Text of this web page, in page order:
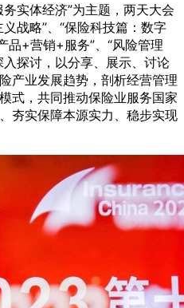
实体经济”为主题，两天大会
战略”、“保险科技篇：数字
品+营销+服务”、“风险管理
探讨，以分享、展示、讨论
产业发展趋势，剖析经营管理
式，共同推动保险业服务国家
夯实保障本源实力、稳步实现